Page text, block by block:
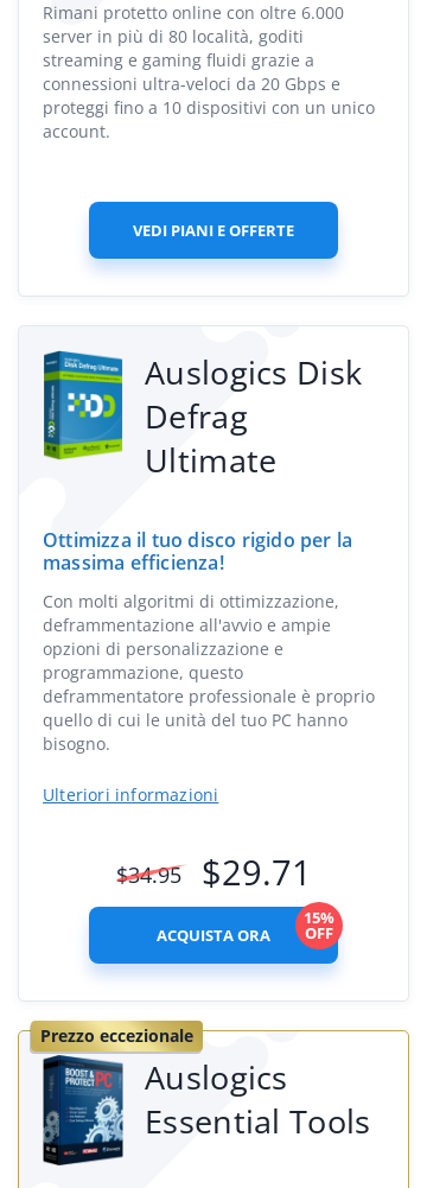
Rimani protetto online con oltre 6.000
server in più di 80 località, goditi
streaming e gaming fluidi grazie a
connessioni ultra-veloci da 20 Gbps e
proteggi fino a 10 dispositivi con un unico
account.
VEDI PIANI E OFFERTE
Auslogics Disk
Defrag
Ultimate
Ottimizza il tuo disco rigido per la
massima efficienza!
Con molti algoritmi di ottimizzazione,
deframmentazione all'avvio e ampie
opzioni di personalizzazione e
programmazione, questo
deframmentatore professionale è proprio
quello di cui le unità del tuo PC hanno
bisogno.
Ulteriori informazioni
$34.95 $29.71
ACQUISTA ORA
15%
OFF
Prezzo eccezionale
Auslogics
Essential Tools